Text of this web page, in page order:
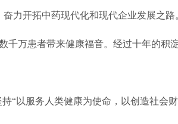
开拓中药现代化和现代企业发展之路
千万患者带来健康福音。经过十年的积
以服务人类健康为使命，以创造社会